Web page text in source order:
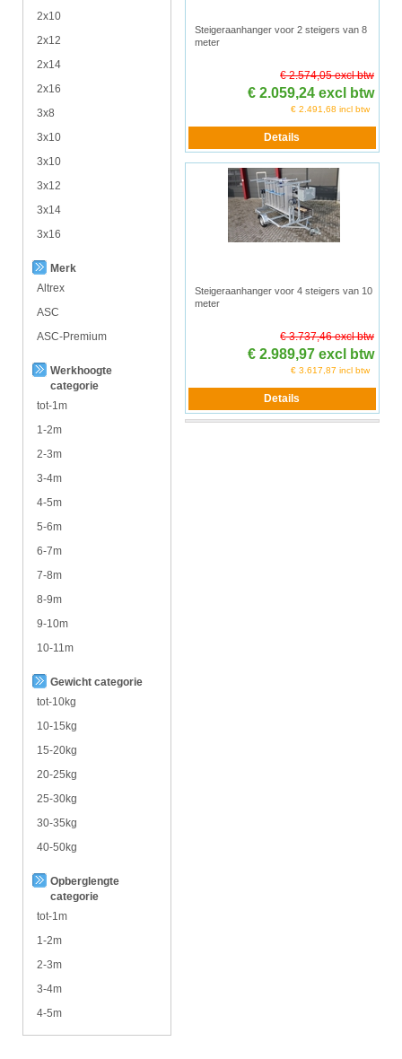
2x10
2x12
2x14
2x16
3x8
3x10
3x10
3x12
3x14
3x16
Merk
Altrex
ASC
ASC-Premium
Werkhoogte
categorie
tot-1m
1-2m
2-3m
3-4m
4-5m
5-6m
6-7m
7-8m
8-9m
9-10m
10-11m
Gewicht categorie
tot-10kg
10-15kg
15-20kg
20-25kg
25-30kg
30-35kg
40-50kg
Opberglengte
categorie
tot-1m
1-2m
2-3m
3-4m
4-5m
Steigeraanhanger voor 2 steigers van 8
meter
€ 2.574,05 excl btw
€ 2.059,24 excl btw
€ 2.491,68 incl btw
Steigeraanhanger voor 4 steigers van 10
meter
€ 3.737,46 excl btw
€ 2.989,97 excl btw
€ 3.617,87 incl btw